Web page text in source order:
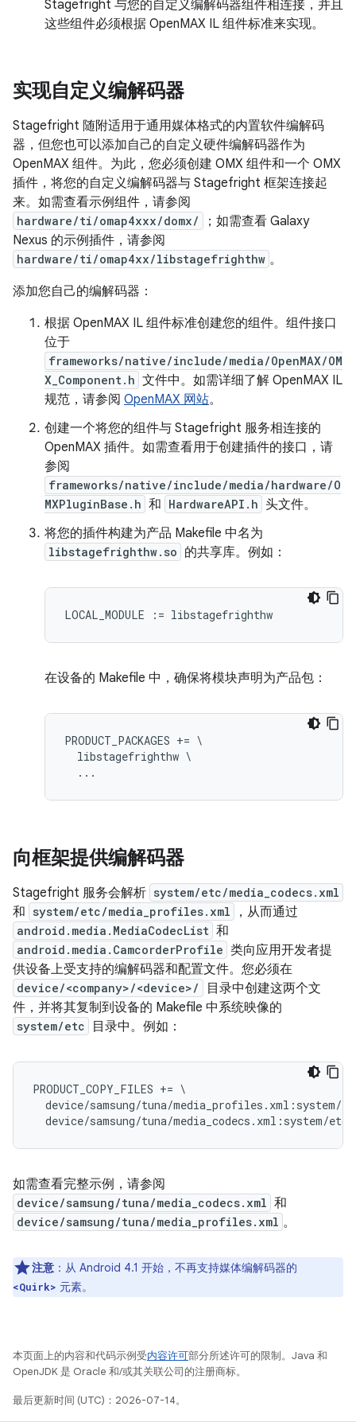
Stagefright 与您的自定义编解码器组件相连接，并且
这些组件必须根据 OpenMAX IL 组件标准来实现。
实现自定义编解码器
Stagefright 随附适用于通用媒体格式的内置软件编解码
器，但您也可以添加自己的自定义硬件编解码器作为
OpenMAX 组件。为此，您必须创建 OMX 组件和一个 OMX
插件，将您的自定义编解码器与 Stagefright 框架连接起
来。如需查看示例组件，请参阅
hardware/ti/omap4xxx/domx/
；如需查看 Galaxy
Nexus 的示例插件，请参阅
hardware/ti/omap4xx/libstagefrighthw 。
添加您自己的编解码器：
根据 OpenMAX IL 组件标准创建您的组件。组件接口
位于
frameworks/native/include/media/OpenMAX/OM
X_Component.h 文件中。如需详细了解 OpenMAX IL
规范，请参阅 OpenMAX 网站。
创建一个将您的组件与 Stagefright 服务相连接的
OpenMAX 插件。如需查看用于创建插件的接口，请
参阅
frameworks/native/include/media/hardware/O
MXPluginBase.h 和 HardwareAPI.h 头文件。
将您的插件构建为产品 Makefile 中名为
libstagefrighthw.so 的共享库。例如：
在设备的 Makefile 中，确保将模块声明为产品包：
PRODUCT_PACKAGES += \
  libstagefrighthw \
向框架提供编解码器
Stagefright 服务会解析 system/etc/media_codecs.xml
和 system/etc/media_profiles.xml ，从而通过
android.media.MediaCodecList 和
android.media.CamcorderProfile 类向应用开发者提
供设备上受支持的编解码器和配置文件。您必须在
device/<company>/<device>/
目录中创建这两个文
件，并将其复制到设备的 Makefile 中系统映像的
system/etc 目录中。例如：
PRODUCT_COPY_FILES += \
device/samsung/tuna/media_profiles.xml:system/
如需查看完整示例，请参阅
device/samsung/tuna/media_codecs.xml 和
device/samsung/tuna/media_profiles.xml 。
注意 ：从 Android 4.1 开始，不再支持媒体编解码器的
<Quirk> 元素。
本页面上的内容和代码示例受内容许可部分所述许可的限制。Java 和
OpenJDK 是 Oracle 和/或其关联公司的注册商标。
最后更新时间 (UTC)：2026-07-14。